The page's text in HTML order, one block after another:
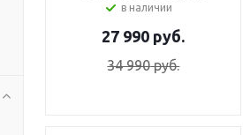
в наличии
27 990 руб.
34 990руб.